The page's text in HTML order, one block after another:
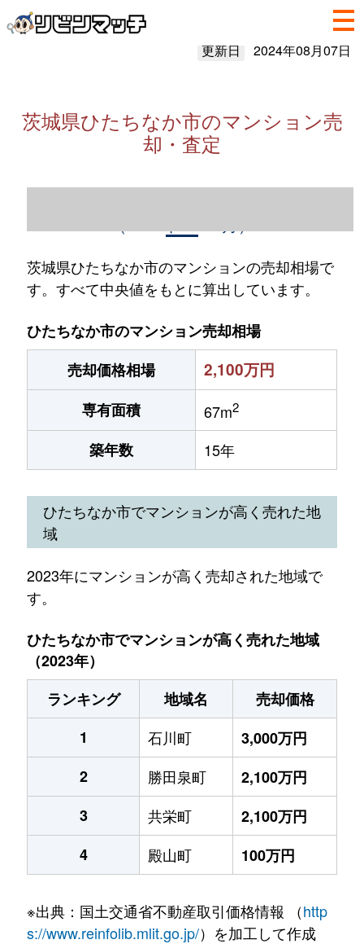
更新日 2024年08月07日
茨城県ひたちなか市のマンション売
却・査定
茨城県ひたちなか市のマンションの売却相場で
す。すべて中央値をもとに算出しています。
ひたちなか市のマンション売却相場
売却価格相場
2,100万円
専有面積 67m2
築年数 15年
ひたちなか市でマンションが高く売れた地
域
2023年にマンションが高く売却された地域で
す。
ひたちなか市でマンションが高く売れた地域
（2023年）
ランキング
地域名
売却価格
1
石川町
3,000万円
2
勝田泉町
2,100万円
3
共栄町
2,100万円
4
殿山町 100万円
※出典：国土交通省不動産取引価格情報 （http
s://www.reinfolib.mlit.go.jp/）を加工して作成